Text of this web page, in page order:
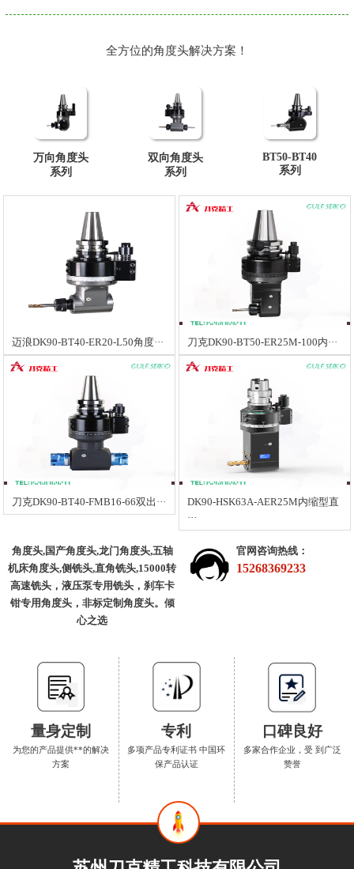
全方位的角度头解决方案！
万向角度头
系列
双向角度头
系列
BT50-BT40
系列
迈浪DK90-BT40-ER20-L50角度··· 刀克DK90-BT50-ER25M-100内···
刀克DK90-BT40-FMB16-66双出···
DK90-HSK63A-AER25M内缩型直
···
角度头,国产角度头,龙门角度头,五轴
机床角度头,侧铣头,直角铣头,15000转
高速铣头，液压泵专用铣头，刹车卡
钳专用角度头，非标定制角度头。倾
心之选
官网咨询热线：
15268369233
量身定制
为您的产品提供**的解决
方案
专利
多项产品专利证书 中国环
保产品认证
口碑良好
多家合作企业，受 到广泛
赞誉